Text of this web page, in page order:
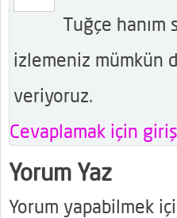
Tuğçe
izlemeniz mümkün
veriyoruz.
Cevaplamak için
Yorum Yaz
Yorum yapabilmek